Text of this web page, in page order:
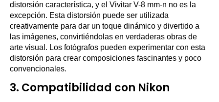
distorsión característica, y el Vivitar V-8 mm-n no es la
excepción. Esta distorsión puede ser utilizada
creativamente para dar un toque dinámico y divertido a
las imágenes, convirtiéndolas en verdaderas obras de
arte visual. Los fotógrafos pueden experimentar con esta
distorsión para crear composiciones fascinantes y poco
convencionales.
3. Compatibilidad con Nikon